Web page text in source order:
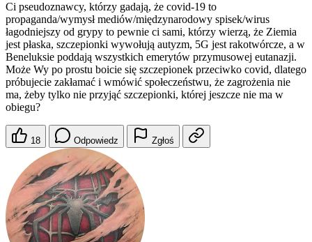
Ci pseudoznawcy, którzy gadają, że covid-19 to
propaganda/wymysł mediów/międzynarodowy spisek/wirus
łagodniejszy od grypy to pewnie ci sami, którzy wierzą, że Ziemia
jest płaska, szczepionki wywołują autyzm, 5G jest rakotwórcze, a w
Beneluksie poddają wszystkich emerytów przymusowej eutanazji.
Może Wy po prostu boicie się szczepionek przeciwko covid, dlatego
próbujecie zakłamać i wmówić społeczeństwu, że zagrożenia nie
ma, żeby tylko nie przyjąć szczepionki, której jeszcze nie ma w
obiegu?
18 Odpowiedz Zgłoś